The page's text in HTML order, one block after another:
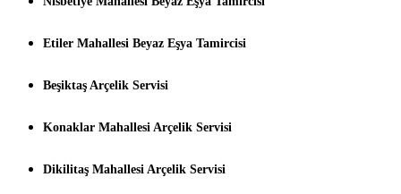
Etiler Mahallesi Beyaz Eşya Tamircisi
Beşiktaş Arçelik Servisi
Konaklar Mahallesi Arçelik Servisi
Dikilitaş Mahallesi Arçelik Servisi